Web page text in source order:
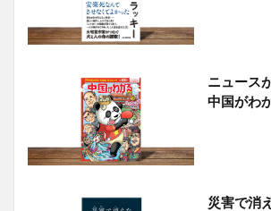
ニュース
中国がわ
災害で消